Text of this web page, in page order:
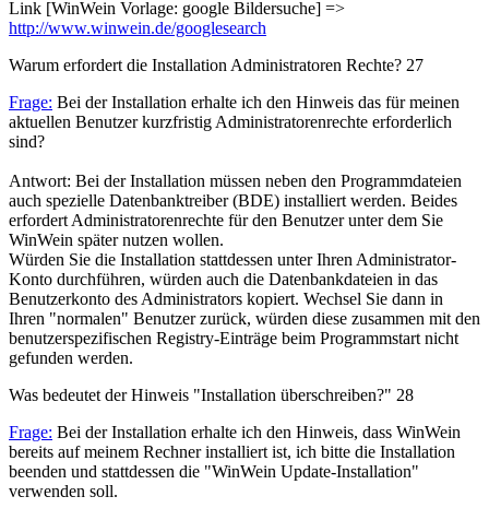
Link [WinWein Vorlage: google Bildersuche] =>
http://www.winwein.de/googlesearch
Warum erfordert die Installation Administratoren Rechte? 27
Frage: Bei der Installation erhalte ich den Hinweis das für meinen
aktuellen Benutzer kurzfristig Administratorenrechte erforderlich
sind?
Antwort: Bei der Installation müssen neben den Programmdateien
auch spezielle Datenbanktreiber (BDE) installiert werden. Beides
erfordert Administratorenrechte für den Benutzer unter dem Sie
WinWein später nutzen wollen.
Würden Sie die Installation stattdessen unter Ihren Administrator-
Konto durchführen, würden auch die Datenbankdateien in das
Benutzerkonto des Administrators kopiert. Wechsel Sie dann in
Ihren "normalen" Benutzer zurück, würden diese zusammen mit den
benutzerspezifischen Registry-Einträge beim Programmstart nicht
gefunden werden.
Was bedeutet der Hinweis "Installation überschreiben?" 28
Frage: Bei der Installation erhalte ich den Hinweis, dass WinWein
bereits auf meinem Rechner installiert ist, ich bitte die Installation
beenden und stattdessen die "WinWein Update-Installation"
verwenden soll.